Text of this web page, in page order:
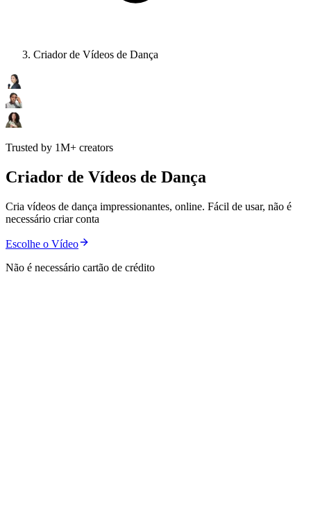
Criador de Vídeos de Dança
Trusted by 1M+ creators
Criador de Vídeos de Dança
Cria vídeos de dança impressionantes, online. Fácil de usar, não é
necessário criar conta
Escolhe o Vídeo
Não é necessário cartão de crédito